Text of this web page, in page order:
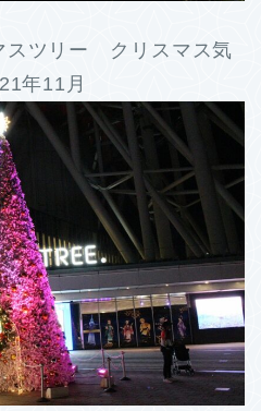
スツリー クリスマス気
年11月